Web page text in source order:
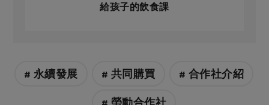
給孩子的飲食課
# 永續發展 # 共同購買 # 合作社介紹
# 勞動合作社